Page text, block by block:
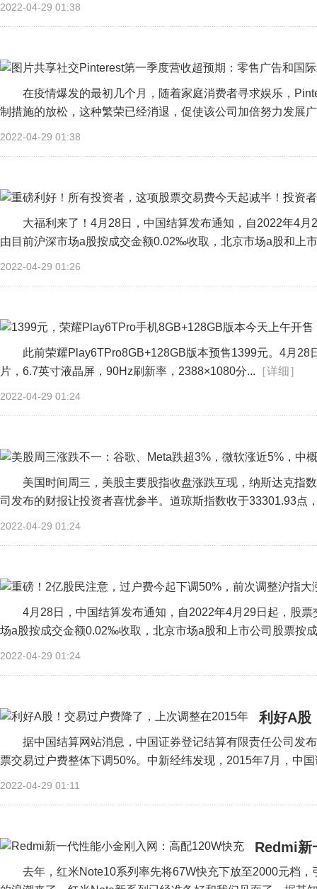
2022-04-29 01:38
在疫情爆发的最初几个月，随着家庭消费者寻求娱乐，
制措施的放松，这种繁荣已经消退，促使该公司加倍努力发展
2022-04-29 01:38
大福利来了！4月28日，中国结算发布通知，自2022年4
由目前沪深市场a股按成交金额0.02‰收取，北京市场a股和上
2022-04-29 01:26
此前荣耀Play6TPro8GB+128GB版本预售1399元。4月
片，6.7英寸液晶屏，90Hz刷新率，2388×1080分... ［详细］
2022-04-29 01:24
美国时间周三，美股主要股指收盘涨跌互现，纳斯达克指
司发布的财报让投资者喜忧参半。道琼斯指数收于33301.93点
2022-04-29 01:24
4月28日，中国结算发布通知，自2022年4月29日起，股
场a股按成交金额0.02‰收取，北京市场a股和上市公司股票按
2022-04-29 01:24
利好A股
据中国结算网站消息，中国证券登记结算有限责任公司发
票交易过户费整体下调50%。中新经纬发现，2015年7月，中
2022-04-29 01:11
Redmi新
去年，红米Note10系列率先将67W快充下放至2000元档